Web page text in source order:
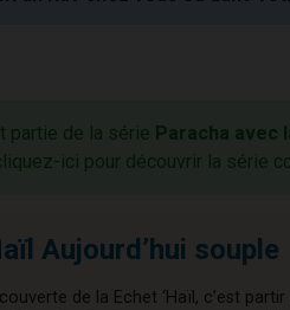
partie de la série Paracha avec
ici pour découvrir la série
Aujourd’hui souple
de la Echet ‘Haïl, c’est